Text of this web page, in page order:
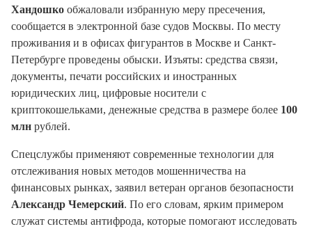
Хандошко обжаловали избранную меру пресечения,
сообщается в электронной базе судов Москвы. По месту
проживания и в офисах фигурантов в Москве и Санкт-
Петербурге проведены обыски. Изъяты: средства связи,
документы, печати российских и иностранных
юридических лиц, цифровые носители с
криптокошельками, денежные средства в размере более 100
млн рублей.
Спецслужбы применяют современные технологии для
отслеживания новых методов мошенничества на
финансовых рынках, заявил ветеран органов безопасности
Александр Чемерский. По его словам, ярким примером
служат системы антифрода, которые помогают исследовать